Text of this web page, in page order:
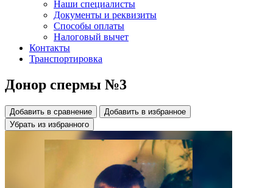
Наши специалисты
Документы и реквизиты
Способы оплаты
Налоговый вычет
Контакты
Транспортировка
Донор спермы №3
Добавить в сравнение
Добавить в избранное
Убрать из избранного